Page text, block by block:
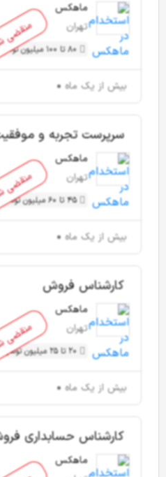
منقضی
ماهکس
تهران
80 تا 100 میلیون تومان
بیش از یک ماه
منقضی
سرپرست تجربه و
ماهکس
تهران
45 تا 60 میلیون تومان
بیش از یک ماه
منقضی
کارشناس فروش
ماهکس
تهران
20 تا 25 میلیون تومان
بیش از یک ماه
کارشناس حسابداری
ماهکس